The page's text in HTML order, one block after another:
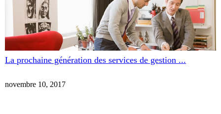
La prochaine génération des services de gestion ...
novembre 10, 2017